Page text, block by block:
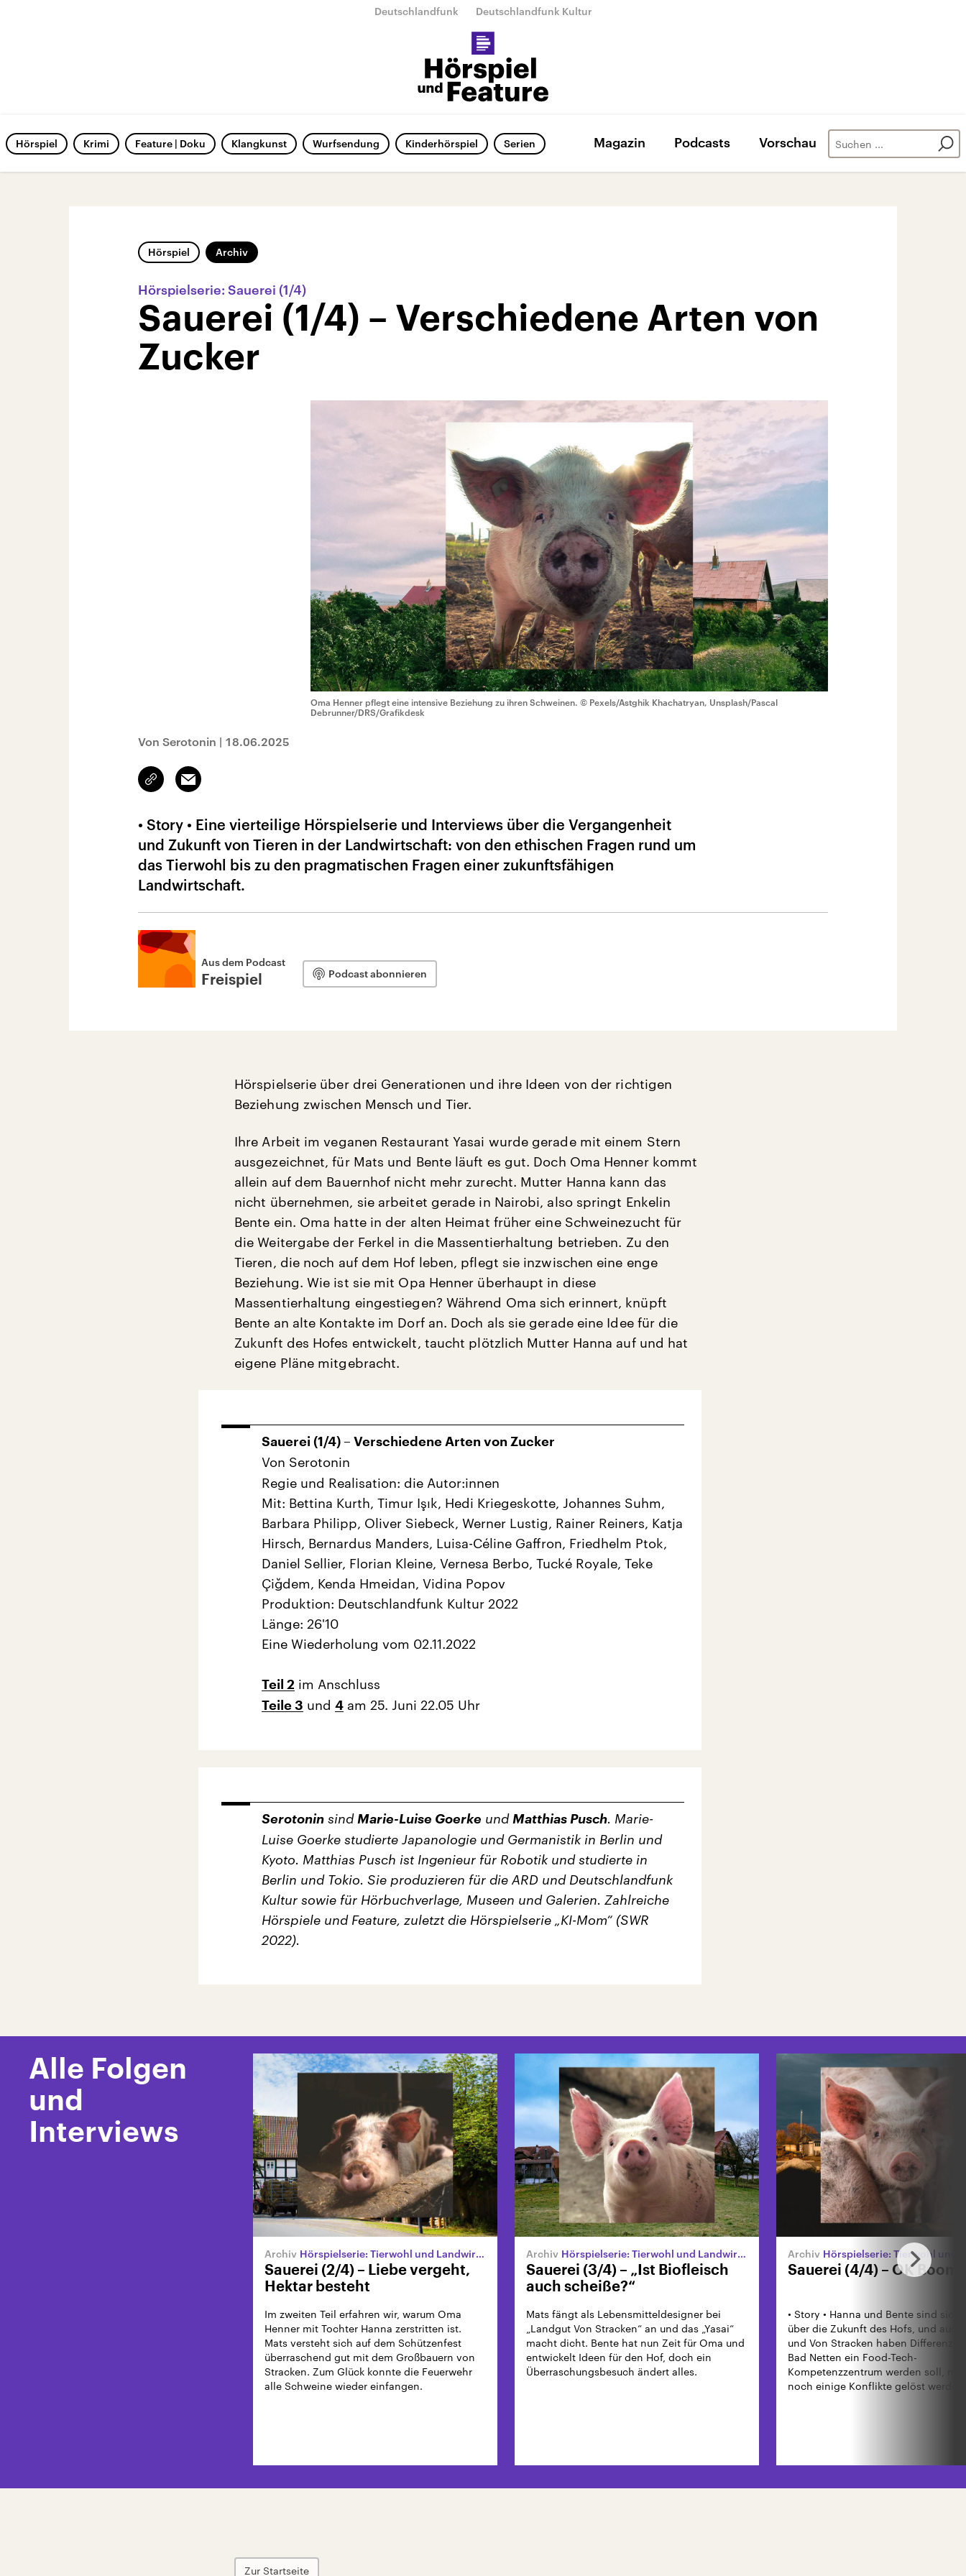
Deutschlandfunk Deutschlandfunk Kultur
Hörspiel Krimi Feature | Doku Klangkunst Wurfsendung Kinderhörspiel Serien Magazin Podcasts Vorschau
Hörspiel Archiv
Hörspielserie: Sauerei (1/4)
Sauerei (1/4) – Verschiedene Arten von
Zucker
Oma Henner pflegt eine intensive Beziehung zu ihren Schweinen. © Pexels/Astghik Khachatryan, Unsplash/Pascal
Debrunner/DRS/Grafikdesk
Von Serotonin | 18.06.2025
Link
kopieren/teilen
Email
• Story • Eine vierteilige Hörspielserie und Interviews über die Vergangenheit
und Zukunft von Tieren in der Landwirtschaft: von den ethischen Fragen rund um
das Tierwohl bis zu den pragmatischen Fragen einer zukunftsfähigen
Landwirtschaft.
Aus dem Podcast
Freispiel Podcast abonnieren
Hörspielserie über drei Generationen und ihre Ideen von der richtigen
Beziehung zwischen Mensch und Tier.
Ihre Arbeit im veganen Restaurant Yasai wurde gerade mit einem Stern
ausgezeichnet, für Mats und Bente läuft es gut. Doch Oma Henner kommt
allein auf dem Bauernhof nicht mehr zurecht. Mutter Hanna kann das
nicht übernehmen, sie arbeitet gerade in Nairobi, also springt Enkelin
Bente ein. Oma hatte in der alten Heimat früher eine Schweinezucht für
die Weitergabe der Ferkel in die Massentierhaltung betrieben. Zu den
Tieren, die noch auf dem Hof leben, pflegt sie inzwischen eine enge
Beziehung. Wie ist sie mit Opa Henner überhaupt in diese
Massentierhaltung eingestiegen? Während Oma sich erinnert, knüpft
Bente an alte Kontakte im Dorf an. Doch als sie gerade eine Idee für die
Zukunft des Hofes entwickelt, taucht plötzlich Mutter Hanna auf und hat
eigene Pläne mitgebracht.
Sauerei (1/4) – Verschiedene Arten von Zucker
Von Serotonin
Regie und Realisation: die Autor:innen
Mit: Bettina Kurth, Timur Işık, Hedi Kriegeskotte, Johannes Suhm,
Barbara Philipp, Oliver Siebeck, Werner Lustig, Rainer Reiners, Katja
Hirsch, Bernardus Manders, Luisa-Céline Gaffron, Friedhelm Ptok,
Daniel Sellier, Florian Kleine, Vernesa Berbo, Tucké Royale, Teke
Çiğdem, Kenda Hmeidan, Vidina Popov
Produktion: Deutschlandfunk Kultur 2022
Länge: 26'10
Eine Wiederholung vom 02.11.2022
Teil 2 im Anschluss
Teile 3 und 4 am 25. Juni 22.05 Uhr
Serotonin sind Marie-Luise Goerke und Matthias Pusch. Marie-
Luise Goerke studierte Japanologie und Germanistik in Berlin und
Kyoto. Matthias Pusch ist Ingenieur für Robotik und studierte in
Berlin und Tokio. Sie produzieren für die ARD und Deutschlandfunk
Kultur sowie für Hörbuchverlage, Museen und Galerien. Zahlreiche
Hörspiele und Feature, zuletzt die Hörspielserie „KI-Mom“ (SWR
2022).
Alle Folgen
und
Interviews
Hörspielserie: Tierwohl und Landwirtschaft
Sauerei (2/4) – Liebe vergeht,
Hektar besteht
Im zweiten Teil erfahren wir, warum Oma
Henner mit Tochter Hanna zerstritten ist.
Mats versteht sich auf dem Schützenfest
überraschend gut mit dem Großbauern von
Stracken. Zum Glück konnte die Feuerwehr
alle Schweine wieder einfangen.
Hörspielserie: Tierwohl und Landwirtschaft
Sauerei (3/4) – „Ist Biofleisch
auch scheiße?“
Mats fängt als Lebensmitteldesigner bei
„Landgut Von Stracken“ an und das „Yasai“
macht dicht. Bente hat nun Zeit für Oma und
entwickelt Ideen für den Hof, doch ein
Überraschungsbesuch ändert alles.
Hörspielserie: Tierwohl und
Sauerei (4/4) – OK
• Story • Hanna und Bente sind sich
über die Zukunft des Hofs, und auch
und Von Stracken haben
Bad Netten ein Food-Tech-
Kompetenzzentrum werden soll,
noch einige Konflikte gelöst werden.
Zur Startseite